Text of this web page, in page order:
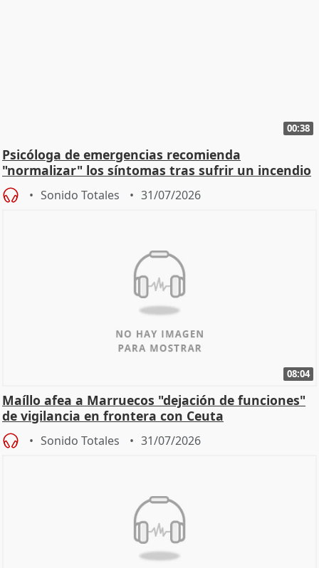
00:38
Psicóloga de emergencias recomienda
"normalizar" los síntomas tras sufrir un incendio
Sonido Totales 31/07/2026
08:04
Maíllo afea a Marruecos "dejación de funciones"
de vigilancia en frontera con Ceuta
Sonido Totales 31/07/2026